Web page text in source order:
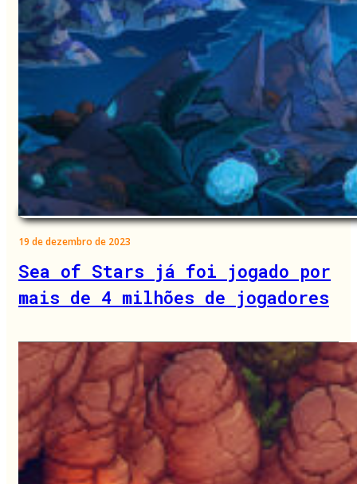
19 de dezembro de 2023
Sea of Stars já foi jogado por
mais de 4 milhões de jogadores